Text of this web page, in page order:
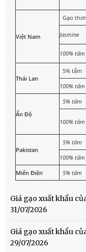
Việt Nam
Gạo
Jasmine
100% tấm
Thái Lan
5% tấm
100% tấm
Ấn Độ
5% tấm
100% tấm
Pakistan
5% tấm
100% tấm
Miến Điện
5% tấm
Giá gạo xuất khẩu
31/07/2026
Giá gạo xuất khẩu
29/07/2026